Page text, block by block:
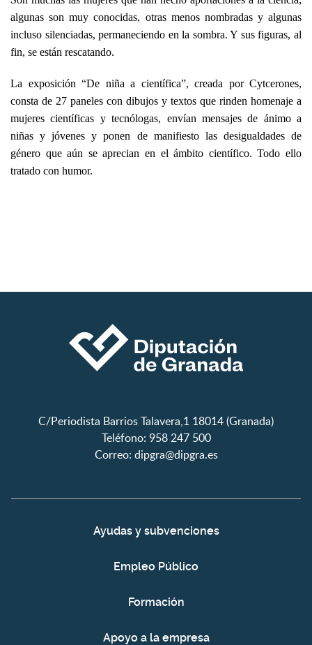
algunas son muy conocidas, otras menos nombradas y algunas
incluso silenciadas, permaneciendo en la sombra. Y sus figuras, al
fin, se están rescatando.
La exposición “De niña a científica”, creada por Cytcerones,
consta de 27 paneles con dibujos y textos que rinden homenaje a
mujeres científicas y tecnólogas, envían mensajes de ánimo a
niñas y jóvenes y ponen de manifiesto las desigualdades de
género que aún se aprecian en el ámbito científico. Todo ello
tratado con humor.
C/Periodista Barrios Talavera,1 18014 (Granada)
Teléfono: 958 247 500
Correo: dipgra@dipgra.es
Ayudas y subvenciones
Empleo Público
Formación
Apoyo a la empresa